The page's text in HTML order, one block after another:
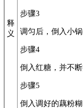
释
义
步骤3
调匀后，倒入小
步骤4
倒入红糖，并不
步骤5
倒入调好的藕粉